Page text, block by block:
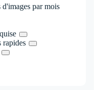
par mois
rapides